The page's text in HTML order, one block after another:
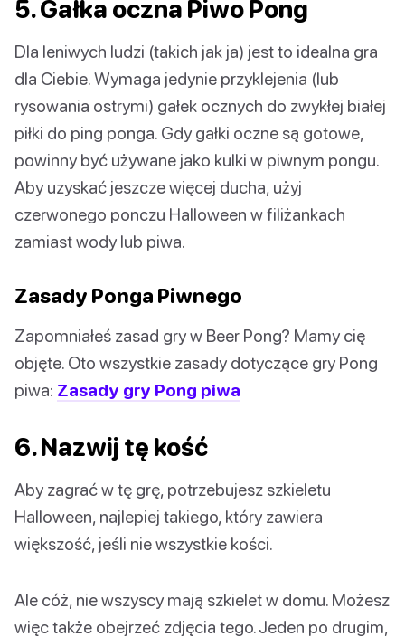
5. Gałka oczna Piwo Pong
Dla leniwych ludzi (takich jak ja) jest to idealna gra
dla Ciebie. Wymaga jedynie przyklejenia (lub
rysowania ostrymi) gałek ocznych do zwykłej białej
piłki do ping ponga. Gdy gałki oczne są gotowe,
powinny być używane jako kulki w piwnym pongu.
Aby uzyskać jeszcze więcej ducha, użyj
czerwonego ponczu Halloween w filiżankach
zamiast wody lub piwa.
Zasady Ponga Piwnego
Zapomniałeś zasad gry w Beer Pong? Mamy cię
objęte. Oto wszystkie zasady dotyczące gry Pong
piwa: Zasady gry Pong piwa
6. Nazwij tę kość
Aby zagrać w tę grę, potrzebujesz szkieletu
Halloween, najlepiej takiego, który zawiera
większość, jeśli nie wszystkie kości.
Ale cóż, nie wszyscy mają szkielet w domu. Możesz
więc także obejrzeć zdjęcia tego. Jeden po drugim,